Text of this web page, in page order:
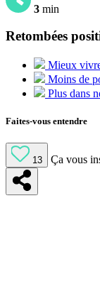
3 min
Retombées
Mieux
Moins de
Plus dans
Faites-vous entendre
13 Ça vous